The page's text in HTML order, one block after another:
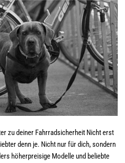
zu deiner Fahrradsicherheit Nicht erst
denn je. Nicht nur für dich, sondern
höherpreisige Modelle und beliebte